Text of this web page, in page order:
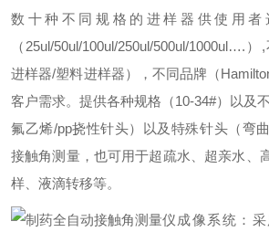
数十种不同规格的进样器供使用者
（25ul/50ul/100ul/250ul/500ul/1000ul….
进样器/塑料进样器），不同品牌（
客户需求。提供各种规格（10-34#）以及
氟乙烯/pp挠性针头）以及特殊针头（弯
接触角测量，也可用于超疏水、超亲水、
样、液滴转移等。
成像系统：